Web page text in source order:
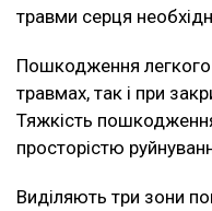
травми серця
Пошкодження легкого
травмах, так і при
Тяжкість
просторістю
Виділяють три зони